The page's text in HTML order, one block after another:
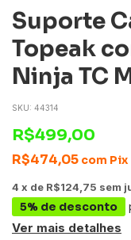
Suporte
Topeak
Ninja TC
SKU: 44314
R$499,00
R$474,05 com Pix
4 x de R$124,75 sem
5% de desconto
Ver mais detalhes